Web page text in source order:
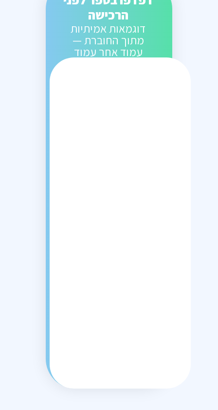
הרכישה
דוגמאות אמיתיות
מתוך החוברת —
עמוד אחר עמוד